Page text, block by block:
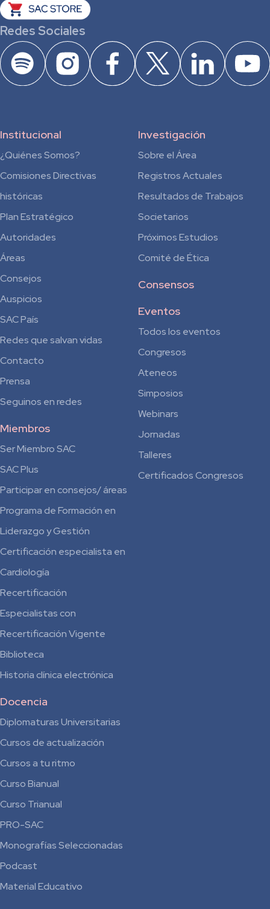
Redes Sociales
Institucional
¿Quiénes Somos?
Comisiones Directivas
históricas
Plan Estratégico
Autoridades
Áreas
Consejos
Auspicios
SAC País
Redes que salvan vidas
Contacto
Prensa
Seguinos en redes
Miembros
Ser Miembro SAC
SAC Plus
Participar en consejos/ áreas
Programa de Formación en
Liderazgo y Gestión
Certificación especialista en
Cardiología
Recertificación
Especialistas con
Recertificación Vigente
Biblioteca
Historia clínica electrónica
Docencia
Diplomaturas Universitarias
Cursos de actualización
Cursos a tu ritmo
Curso Bianual
para
Residentes
Curso Trianual
PRO-SAC
Monografías Seleccionadas
Podcast
Material Educativo
Investigación
Sobre el Área
Registros Actuales
Resultados de Trabajos
Societarios
Próximos Estudios
Comité de Ética
Consensos
Eventos
Todos los eventos
Congresos
Ateneos
Simposios
Webinars
Jornadas
Talleres
Certificados Congresos